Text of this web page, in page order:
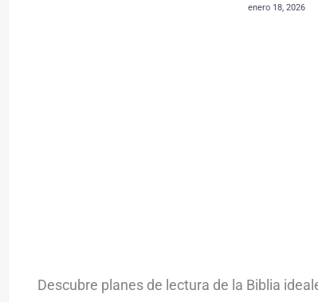
enero 18, 2026
Descubre planes de lectura de la Biblia